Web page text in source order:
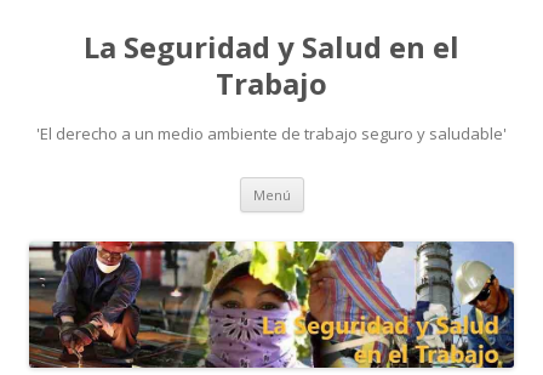
La Seguridad y Salud en el
Trabajo
'El derecho a un medio ambiente de trabajo seguro y saludable'
Menú Ir
contenido